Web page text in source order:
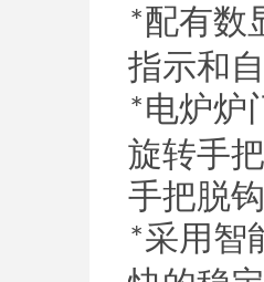
*配有数
指示和
*电炉炉
旋转手
手把脱
*采用智